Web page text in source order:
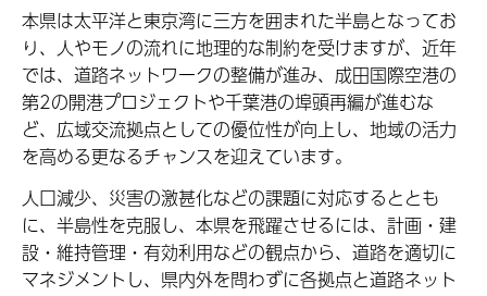
本県は太平洋と東京湾に三方を囲まれた半島となってお
り、人やモノの流れに地理的な制約を受けますが、近年
では、道路ネットワークの整備が進み、成田国際空港の
第2の開港プロジェクトや千葉港の埠頭再編が進むな
ど、広域交流拠点としての優位性が向上し、地域の活力
を高める更なるチャンスを迎えています。
人口減少、災害の激甚化などの課題に対応するととも
に、半島性を克服し、本県を飛躍させるには、計画・建
設・維持管理・有効利用などの観点から、道路を適切に
マネジメントし、県内外を問わずに各拠点と道路ネット